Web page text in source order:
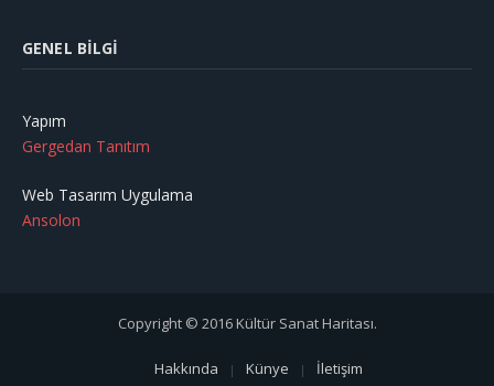
GENEL BILGI
Yapım
Gergedan Tanıtım
Web Tasarım Uygulama
Ansolon
Copyright © 2016 Kültür Sanat Haritası.
Hakkında Künye İletişim